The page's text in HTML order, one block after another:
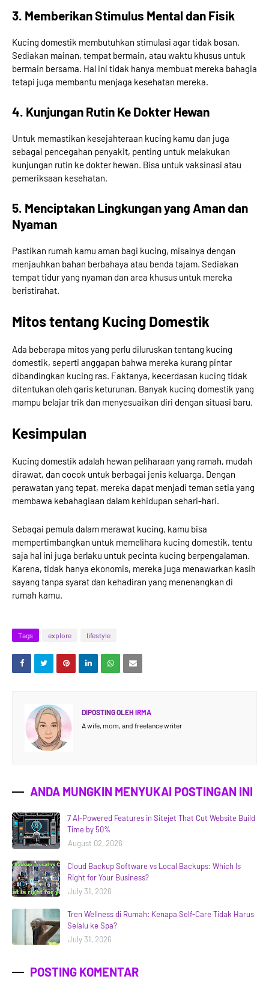
3. Memberikan Stimulus Mental dan Fisik
Kucing domestik membutuhkan stimulasi agar tidak bosan.
Sediakan mainan, tempat bermain, atau waktu khusus untuk
bermain bersama. Hal ini tidak hanya membuat mereka bahagia
tetapi juga membantu menjaga kesehatan mereka.
4. Kunjungan Rutin Ke Dokter Hewan
Untuk memastikan kesejahteraan kucing kamu dan juga
sebagai pencegahan penyakit, penting untuk melakukan
kunjungan rutin ke dokter hewan. Bisa untuk vaksinasi atau
pemeriksaan kesehatan.
5. Menciptakan Lingkungan yang Aman dan
Nyaman
Pastikan rumah kamu aman bagi kucing, misalnya dengan
menjauhkan bahan berbahaya atau benda tajam. Sediakan
tempat tidur yang nyaman dan area khusus untuk mereka
beristirahat.
Mitos tentang Kucing Domestik
Ada beberapa mitos yang perlu diluruskan tentang kucing
domestik, seperti anggapan bahwa mereka kurang pintar
dibandingkan kucing ras. Faktanya, kecerdasan kucing tidak
ditentukan oleh garis keturunan. Banyak kucing domestik yang
mampu belajar trik dan menyesuaikan diri dengan situasi baru.
Kesimpulan
Kucing domestik adalah hewan peliharaan yang ramah, mudah
dirawat, dan cocok untuk berbagai jenis keluarga. Dengan
perawatan yang tepat, mereka dapat menjadi teman setia yang
membawa kebahagiaan dalam kehidupan sehari-hari.
Sebagai pemula dalam merawat kucing, kamu bisa
mempertimbangkan untuk memelihara kucing domestik, tentu
saja hal ini juga berlaku untuk pecinta kucing berpengalaman.
Karena, tidak hanya ekonomis, mereka juga menawarkan kasih
sayang tanpa syarat dan kehadiran yang menenangkan di
rumah kamu.
Tags explore lifestyle
DIPOSTING OLEH IRMA
A wife, mom, and freelance writer
ANDA MUNGKIN MENYUKAI POSTINGAN INI
7 AI-Powered Features in Sitejet That Cut Website Build
Time by 50%
August 02, 2026
Cloud Backup Software vs Local Backups: Which Is
Right for Your Business?
July 31, 2026
Tren Wellness di Rumah: Kenapa Self-Care Tidak Harus
Selalu ke Spa?
July 31, 2026
POSTING KOMENTAR